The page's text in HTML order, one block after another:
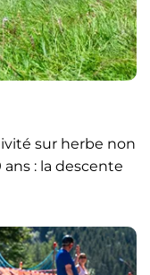
sur herbe non
: la descente